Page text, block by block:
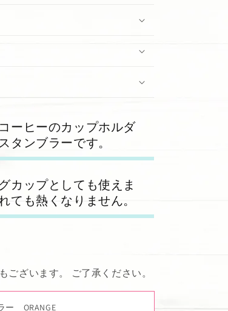
ーヒーのカップホルダ
タンブラーです。
カップとしても使えま
ても熱くなりません。
ざいます。 ご了承ください。
ー ORANGE